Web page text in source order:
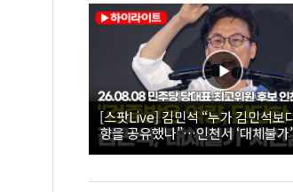
[스팟Live] 김민석 “누가 김민석보
향을 공유했나”…인천서 ‘대체불가
26.08.08 더불어민주당 당대표·최고